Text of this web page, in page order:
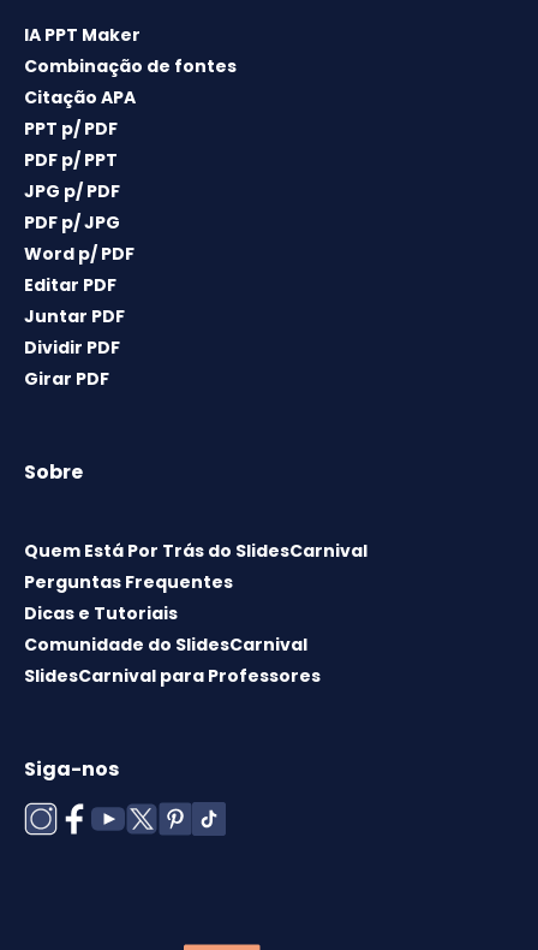
IA PPT Maker
Combinação de fontes
Citação APA
PPT p/ PDF
PDF p/ PPT
JPG p/ PDF
PDF p/ JPG
Word p/ PDF
Editar PDF
Juntar PDF
Dividir PDF
Girar PDF
Sobre
Quem Está Por Trás do SlidesCarnival
Perguntas Frequentes
Dicas e Tutoriais
Comunidade do SlidesCarnival
SlidesCarnival para Professores
Siga-nos